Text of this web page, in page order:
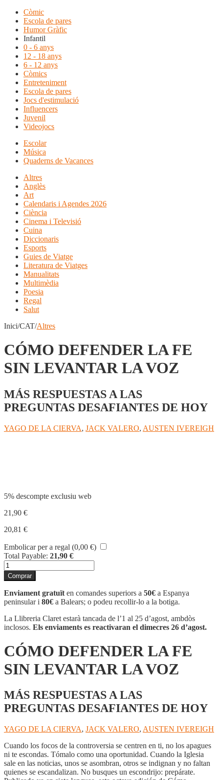
Còmic
Escola de pares
Humor Gràfic
Infantil
0 - 6 anys
12 - 18 anys
6 - 12 anys
Còmics
Entreteniment
Escola de pares
Jocs d'estimulació
Influencers
Juvenil
Videojocs
Escolar
Música
Quaderns de Vacances
Altres
Anglès
Art
Calendaris i Agendes 2026
Ciència
Cinema i Televisió
Cuina
Diccionaris
Esports
Guies de Viatge
Literatura de Viatges
Manualitats
Multimèdia
Poesia
Regal
Salut
Inici/CAT/Altres
CÓMO DEFENDER LA FE
SIN LEVANTAR LA VOZ
MÁS RESPUESTAS A LAS
PREGUNTAS DESAFIANTES DE HOY
YAGO DE LA CIERVA, JACK VALERO, AUSTEN IVEREIGH
5% descompte exclusiu web
21,90 €
20,81 €
Embolicar per a regal (0,00 €)
Total Payable: 21,90 €
quantitat
de
CÓMO
DEFENDER
LA
FE
SIN
LEVANTAR
Comprar
Enviament gratuït en comandes superiors a 50€ a Espanya
peninsular i 80€ a Balears; o podeu recollir-lo a la botiga.
La Llibreria Claret estarà tancada de l’1 al 25 d’agost, ambdòs
inclosos. Els enviaments es reactivaran el dimecres 26 d’agost.
CÓMO DEFENDER LA FE
SIN LEVANTAR LA VOZ
MÁS RESPUESTAS A LAS
PREGUNTAS DESAFIANTES DE HOY
YAGO DE LA CIERVA, JACK VALERO, AUSTEN IVEREIGH
Cuando los focos de la controversia se centren en ti, no los apagues
ni te escondas. Tómalo como una oportunidad. Cuando la Iglesia
sale en las noticias, unos se asombran, otros se indignan y no faltan
quienes se escandalizan. No busques un escondrijo: prepárate.